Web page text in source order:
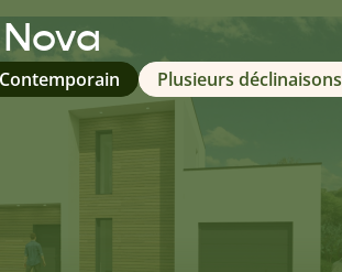
Plusieurs déclinaisons